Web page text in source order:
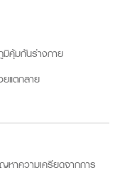
คุ้มกันร่างกาย
แตกลาย
าความเครียดจากการ